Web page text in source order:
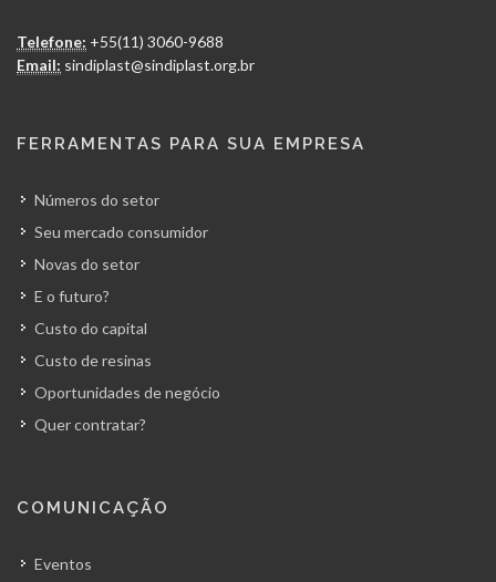
Telefone: +55(11) 3060-9688
Email: sindiplast@sindiplast.org.br
FERRAMENTAS PARA SUA EMPRESA
Números do setor
Seu mercado consumidor
Novas do setor
E o futuro?
Custo do capital
Custo de resinas
Oportunidades de negócio
Quer contratar?
COMUNICAÇÃO
Eventos